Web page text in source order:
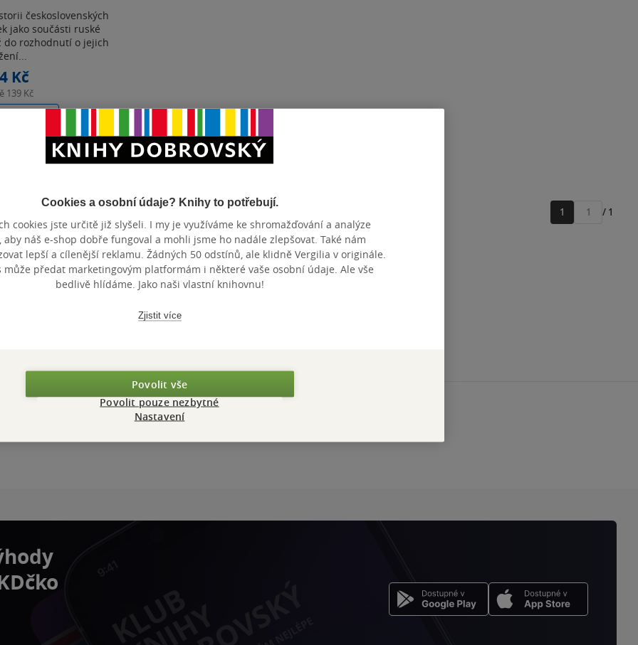
československých
jako součásti ruské
do rozhodnutí o jejich
Kč
139 Kč
Zobrazeno 3 z 3
1
Přejít
/ 1
Cookies a osobní údaje? Knihy to potřebují.
cookies jste určitě již slyšeli. I my je využíváme ke shromažďování a analýze
aby náš e-shop dobře fungoval a mohli jsme ho nadále zlepšovat. Také nám
lepší a cílenější reklamu. Žádných 50 odstínů, ale klidně Vergilia v originále.
může předat marketingovým platformám i některé vaše osobní údaje. Ale vše
bedlivě hlídáme. Jako naši vlastní knihovnu!
Zjistit více
Povolit vše
Povolit pouze nezbytné
Nastavení